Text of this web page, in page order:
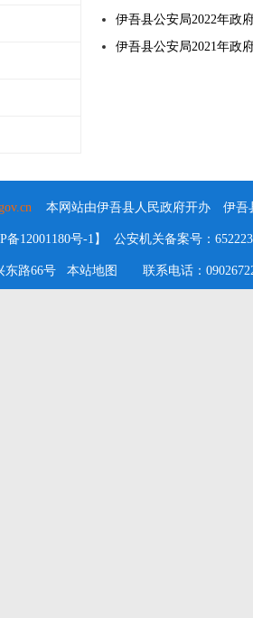
伊吾县公安局2022年政
伊吾县公安局2021年政
本网站由伊吾县人民政府开办 伊吾
备12001180号-1】 公安机关备案号：
东路66号 本站地图 联系电话：